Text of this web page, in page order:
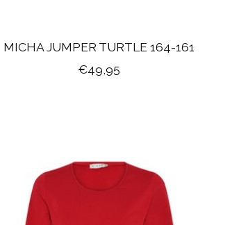
MICHA JUMPER TURTLE 164-161
€49,95